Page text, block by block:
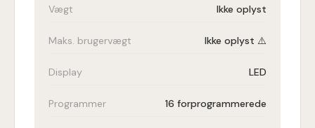
Vægt Ikke oplyst
Maks. brugervægt Ikke oplyst ⚠️
Display LED
Programmer 16 forprogrammerede